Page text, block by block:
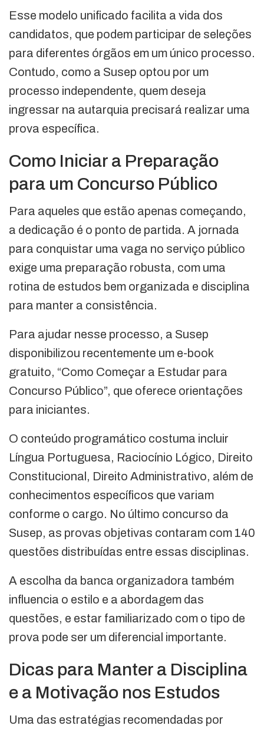
Esse modelo unificado facilita a vida dos
candidatos, que podem participar de seleções
para diferentes órgãos em um único processo.
Contudo, como a Susep optou por um
processo independente, quem deseja
ingressar na autarquia precisará realizar uma
prova específica.
Como Iniciar a Preparação
para um Concurso Público
Para aqueles que estão apenas começando,
a dedicação é o ponto de partida. A jornada
para conquistar uma vaga no serviço público
exige uma preparação robusta, com uma
rotina de estudos bem organizada e disciplina
para manter a consistência.
Para ajudar nesse processo, a Susep
disponibilizou recentemente um e-book
gratuito, “Como Começar a Estudar para
Concurso Público”, que oferece orientações
para iniciantes.
O conteúdo programático costuma incluir
Língua Portuguesa, Raciocínio Lógico, Direito
Constitucional, Direito Administrativo, além de
conhecimentos específicos que variam
conforme o cargo. No último concurso da
Susep, as provas objetivas contaram com 140
questões distribuídas entre essas disciplinas.
A escolha da banca organizadora também
influencia o estilo e a abordagem das
questões, e estar familiarizado com o tipo de
prova pode ser um diferencial importante.
Dicas para Manter a Disciplina
e a Motivação nos Estudos
Uma das estratégias recomendadas por